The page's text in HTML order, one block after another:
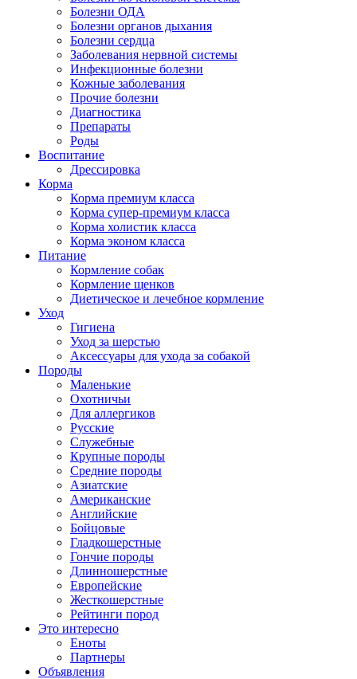
Болезни ОДА
Болезни органов дыхания
Болезни сердца
Заболевания нервной системы
Инфекционные болезни
Кожные заболевания
Прочие болезни
Диагностика
Препараты
Роды
Воспитание
Дрессировка
Корма
Корма премиум класса
Корма супер-премиум класса
Корма холистик класса
Корма эконом класса
Питание
Кормление собак
Кормление щенков
Диетическое и лечебное кормление
Уход
Гигиена
Уход за шерстью
Аксессуары для ухода за собакой
Породы
Маленькие
Охотничьи
Для аллергиков
Русские
Служебные
Крупные породы
Средние породы
Азиатские
Американские
Английские
Бойцовые
Гладкошерстные
Гончие породы
Длинношерстные
Европейские
Жесткошерстные
Рейтинги пород
Это интересно
Еноты
Партнеры
Объявления